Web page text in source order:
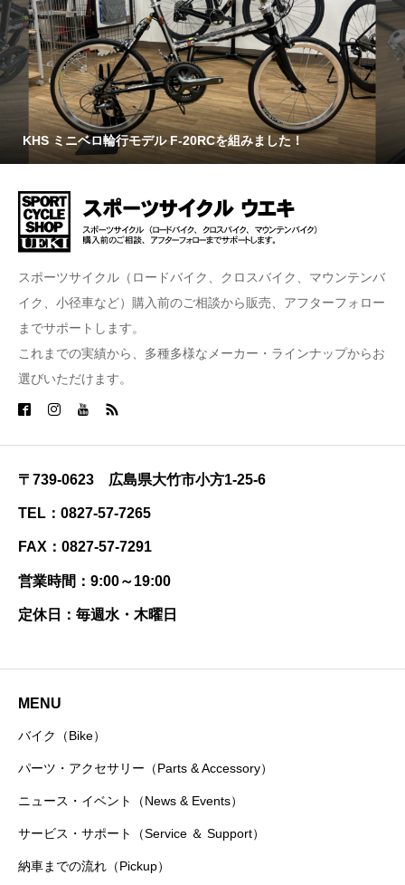
KHS ミニベロ輪行モデル F-20RCを組みました！
スポーツサイクル（ロードバイク、クロスバイク、マウンテンバ
イク、小径車など）購入前のご相談から販売、アフターフォロー
までサポートします。
これまでの実績から、多種多様なメーカー・ラインナップからお
選びいただけます。
〒739-0623 広島県大竹市小方1-25-6
TEL：0827-57-7265
FAX：0827-57-7291
営業時間：9:00～19:00
定休日：毎週水・木曜日
MENU
バイク（Bike）
パーツ・アクセサリー（Parts & Accessory）
ニュース・イベント（News & Events）
サービス・サポート（Service ＆ Support）
納車までの流れ（Pickup）